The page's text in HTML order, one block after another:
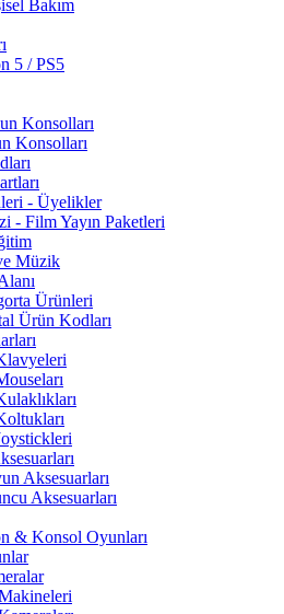
Bakım
5 / PS5
Konsolları
Konsolları
- Üyelikler
- Film Yayın Paketleri
Müzik
Ürünleri
Ürün Kodları
Aksesuarları
Aksesuarları
& Konsol Oyunları